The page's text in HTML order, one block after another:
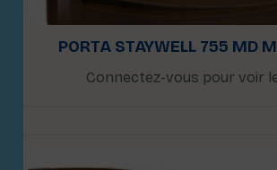
PORTA STAYWELL 755 MD
Connectez-vous pour voir